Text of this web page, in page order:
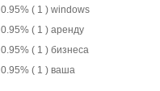
0.95% ( 1 ) windows
0.95% ( 1 ) аренду
0.95% ( 1 ) бизнеса
0.95% ( 1 ) ваша